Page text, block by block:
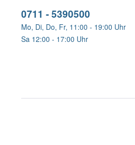
0711 - 5390500
Mo, Di, Do, Fr, 11:00 - 19:00 Uhr
Sa 12:00 - 17:00 Uhr